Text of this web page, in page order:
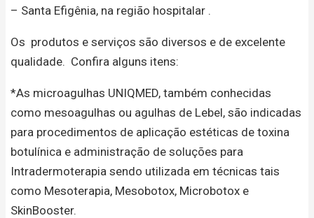
– Santa Efigênia, na região hospitalar .
Os produtos e serviços são diversos e de excelente
qualidade. Confira alguns itens:
*As microagulhas UNIQMED, também conhecidas
como mesoagulhas ou agulhas de Lebel, são indicadas
para procedimentos de aplicação estéticas de toxina
botulínica e administração de soluções para
Intradermoterapia sendo utilizada em técnicas tais
como Mesoterapia, Mesobotox, Microbotox e
SkinBooster.